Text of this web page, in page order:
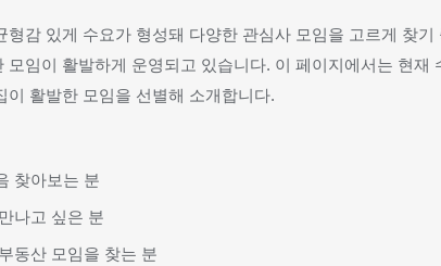
형감 있게 수요가 형성돼 다양한 관심사 모임을 고르게 찾
모임이 활발하게 운영되고 있습니다. 이 페이지에서는 현
이 활발한 모임을 선별해 소개합니다.
찾아보는 분
나고 싶은 분
동산 모임을 찾는 분